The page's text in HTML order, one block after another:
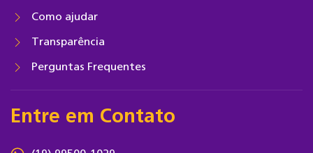
Como ajudar
Transparência
Perguntas Frequentes
Entre em Contato